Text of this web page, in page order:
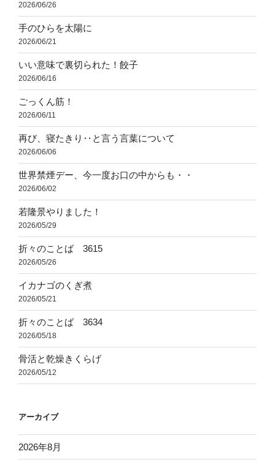
2026/06/26
手のひらを太陽に
2026/06/21
いい意味で裏切られた！餃子
2026/06/16
ごっくん筋！
2026/06/11
再び、寝たきり‥と言う言葉について
2026/06/06
世界禁煙デー、今一度お口の中からも・・
2026/06/02
若隆景やりました！
2026/05/29
折々のことば 3615
2026/05/26
イカナゴのくぎ煮
2026/05/21
折々のことば 3634
2026/05/18
骨活と乾燥きくらげ
2026/05/12
アーカイブ
2026年8月